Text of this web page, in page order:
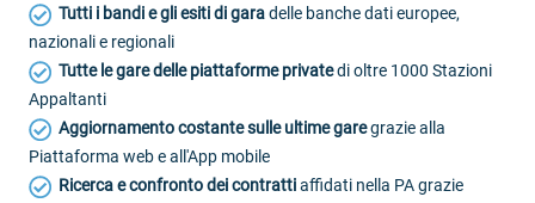
Tutti i bandi e gli esiti di garadelle banche dati europee,
nazionali e regionali
Tutte le gare delle piattaforme privatedi oltre 1000 Stazioni
Appaltanti
Aggiornamento costante sulle ultime garegrazie alla
Piattaforma web e all'App mobile
Ricerca e confronto dei contrattiaffidati nella PA grazie